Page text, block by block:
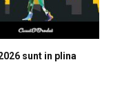
sunt in plina